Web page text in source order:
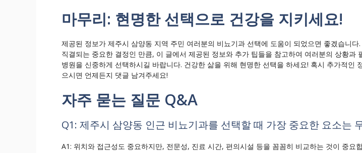
마무리: 현명한 선택으로 건강을 지키세요!
제공된 정보가 제주시 삼양동 지역 주민 여러분의 비뇨기과 선택에 도움이 되었으면 좋겠습니다
직결되는 중요한 결정인 만큼, 이 글에서 제공된 정보와 추가 팁들을 참고하여 여러분의 상황과
병원을 신중하게 선택하시길 바랍니다. 건강한 삶을 위해 현명한 선택을 하세요! 혹시 추가적인
으시면 언제든지 댓글 남겨주세요!
자주 묻는 질문 Q&A
Q1: 제주시 삼양동 인근 비뇨기과를 선택할 때 가장 중요한 요소는
A1: 위치와 접근성도 중요하지만, 전문성, 진료 시간, 편의시설 등을 꼼꼼히 비교하는 것이 중요